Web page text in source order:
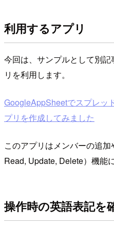
利用するアプリ
今回は、サンプルとして別
リを利用します。
GoogleAppSheetでスプレッ
プリを作成してみました
このアプリはメンバーの追
Read, Update, Delete）機能
操作時の英語表記を